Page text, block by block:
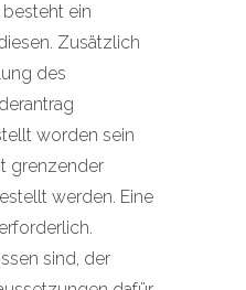
ein
Zusätzlich
des
worden sein
grenzender
werden. Eine
sind, der